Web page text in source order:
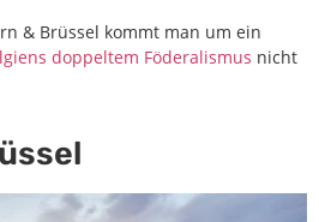
& Brüssel kommt man um ein
doppeltem Föderalismus nicht